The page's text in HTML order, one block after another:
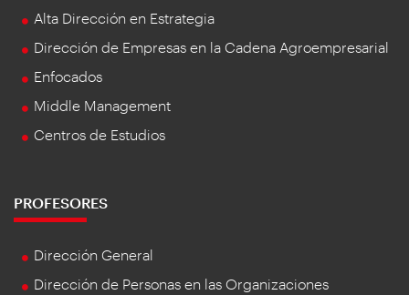
Alta Dirección en Estrategia
Dirección de Empresas en la Cadena Agroempresarial
Enfocados
Middle Management
Centros de Estudios
PROFESORES
Dirección General
Dirección de Personas en las Organizaciones